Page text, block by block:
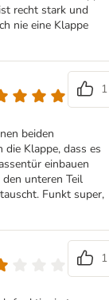
recht stark und
nie eine Klappe
1
beiden
Klappe, dass es
einbauen
unteren Teil
Funkt super,
1